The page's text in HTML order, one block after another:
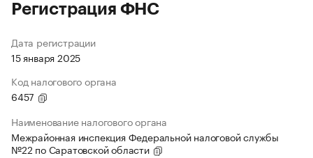
Регистрация ФНС
Дата регистрации
15 января 2025
Код налогового органа
6457
Наименование налогового органа
Межрайонная инспекция Федеральной налоговой службы
№22 по Саратовской области